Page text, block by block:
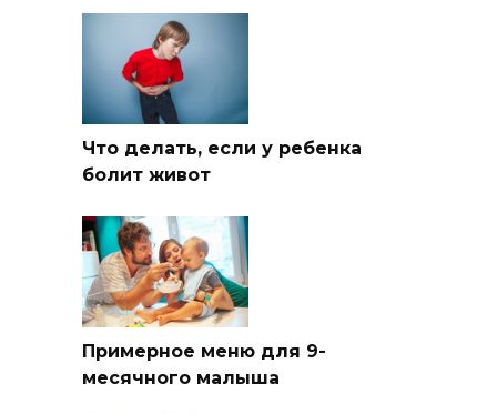
Что делать, если у ребенка
болит живот
Примерное меню для 9-
месячного малыша